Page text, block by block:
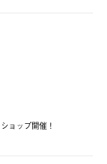
ョップ開催！